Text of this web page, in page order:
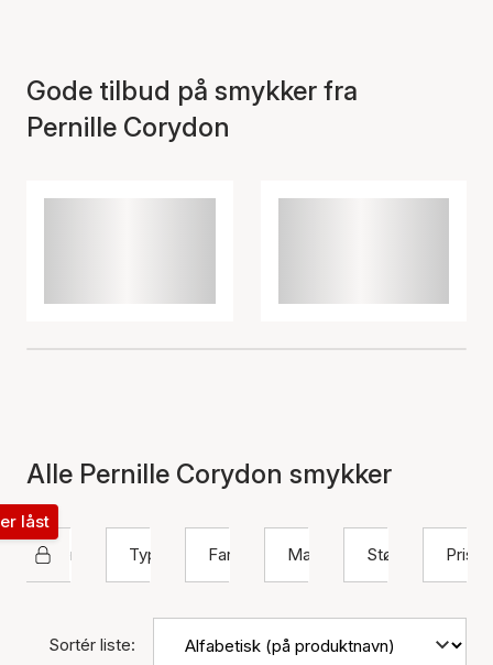
Gode tilbud på smykker fra
Pernille Corydon
Alle Pernille Corydon smykker
Pernille Corydon
låst
Type
Farve Materiale Størrelse Pris
Sortér liste: